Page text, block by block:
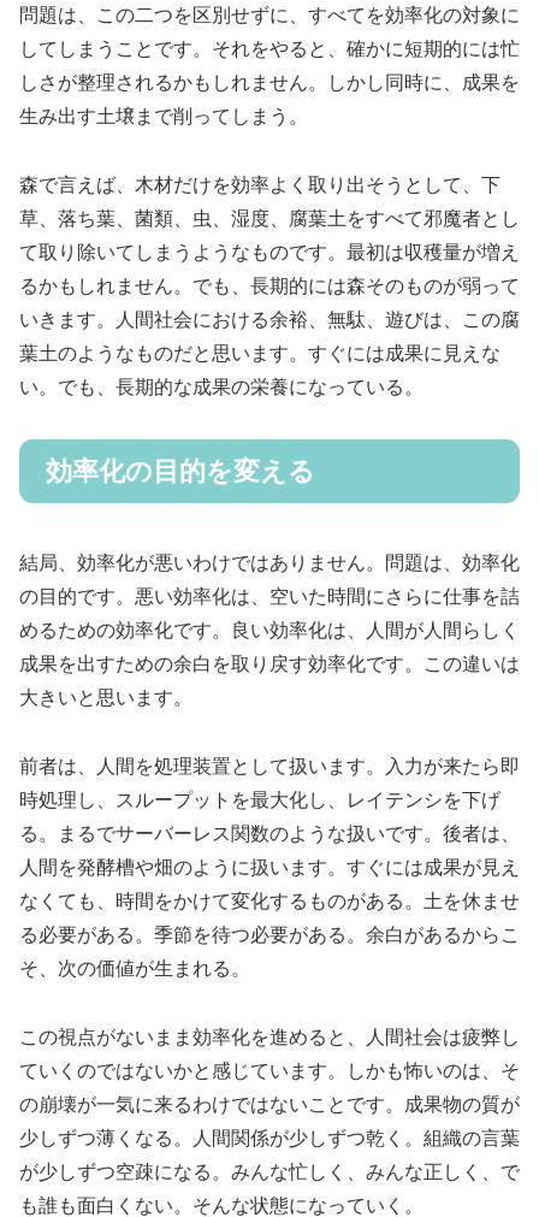
問題は、この二つを区別せずに、すべてを効率化の対象に
してしまうことです。それをやると、確かに短期的には忙
しさが整理されるかもしれません。しかし同時に、成果を
生み出す土壌まで削ってしまう。
森で言えば、木材だけを効率よく取り出そうとして、下
草、落ち葉、菌類、虫、湿度、腐葉土をすべて邪魔者とし
て取り除いてしまうようなものです。最初は収穫量が増え
るかもしれません。でも、長期的には森そのものが弱って
いきます。人間社会における余裕、無駄、遊びは、この腐
葉土のようなものだと思います。すぐには成果に見えな
い。でも、長期的な成果の栄養になっている。
効率化の目的を変える
結局、効率化が悪いわけではありません。問題は、効率化
の目的です。悪い効率化は、空いた時間にさらに仕事を詰
めるための効率化です。良い効率化は、人間が人間らしく
成果を出すための余白を取り戻す効率化です。この違いは
大きいと思います。
前者は、人間を処理装置として扱います。入力が来たら即
時処理し、スループットを最大化し、レイテンシを下げ
る。まるでサーバーレス関数のような扱いです。後者は、
人間を発酵槽や畑のように扱います。すぐには成果が見え
なくても、時間をかけて変化するものがある。土を休ませ
る必要がある。季節を待つ必要がある。余白があるからこ
そ、次の価値が生まれる。
この視点がないまま効率化を進めると、人間社会は疲弊し
ていくのではないかと感じています。しかも怖いのは、そ
の崩壊が一気に来るわけではないことです。成果物の質が
少しずつ薄くなる。人間関係が少しずつ乾く。組織の言葉
が少しずつ空疎になる。みんな忙しく、みんな正しく、で
も誰も面白くない。そんな状態になっていく。